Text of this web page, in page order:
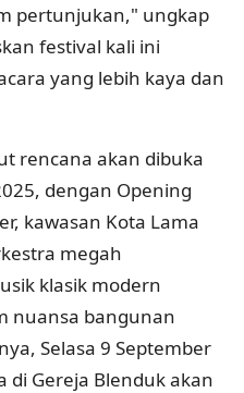
pertunjukan," ungkap
festival kali ini
yang lebih kaya dan
rencana akan dibuka
dengan Opening
kawasan Kota Lama
megah
klasik modern
nuansa bangunan
Selasa 9 September
di Gereja Blenduk akan